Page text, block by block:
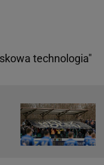
technologia"